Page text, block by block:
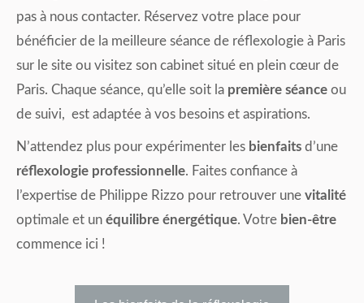
pas à nous contacter. Réservez votre place pour
bénéficier de la meilleure séance de réflexologie à Paris
sur le site ou visitez son cabinet situé en plein cœur de
Paris. Chaque séance, qu’elle soit la première séance ou
de suivi, est adaptée à vos besoins et aspirations.
N’attendez plus pour expérimenter les bienfaits d’une
réflexologie professionnelle. Faites confiance à
l’expertise de Philippe Rizzo pour retrouver une vitalité
optimale et un équilibre énergétique. Votre bien-être
commence ici !